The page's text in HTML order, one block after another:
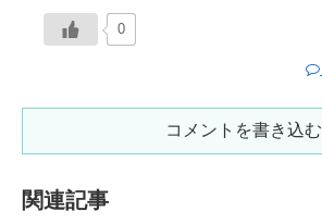
0
コメントを書き込む
関連記事